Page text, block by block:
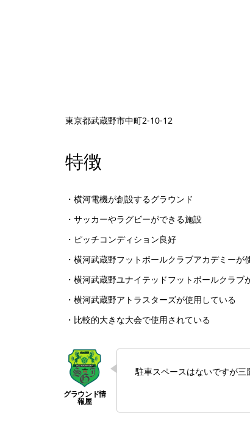
東京都武蔵野市中町2-10-12
特徴
・横河電機が創設するグラウンド
・サッカーやラグビーができる施設
・ピッチコンディション良好
・横河武蔵野フットボールクラブアカデミーが
・横河武蔵野ユナイテッドフットボールクラブ
・横河武蔵野アトラスターズが使用している
・比較的大きな大会で使用されている
駐車スペースはないですが三